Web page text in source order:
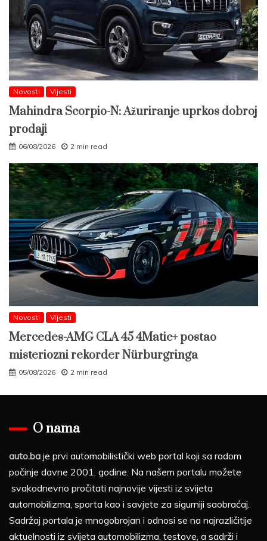
Novosti Vijesti
Mahindra Scorpio-N: Ažuriranje uprkos dobroj
prodaji
06/08/2026 2 min read
Novosti Vijesti
Mercedes-AMG CLA 45 4Matic+ postao
misteriozni rekorder Nürburgringa
05/08/2026 2 min read
O nama
auto.ba je prvi automobilistički web portal koji sa radom
počinje davne 2001. godine. Na našem portalu možete
svakodnevno pročitati najnovije vijesti iz svijeta
automobilizma, sporta kao i savjete za sigurniji saobraćaj.
Sadržaj portala je mnogobrojan i odnosi se na najrazličitije
aktuelnosti iz svijeta automobilizma, testove, a sadrži i